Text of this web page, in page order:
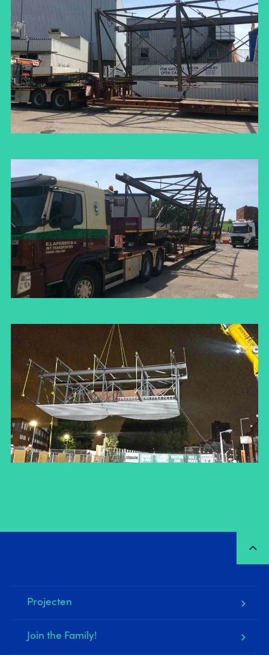
Projecten
Join the Family!